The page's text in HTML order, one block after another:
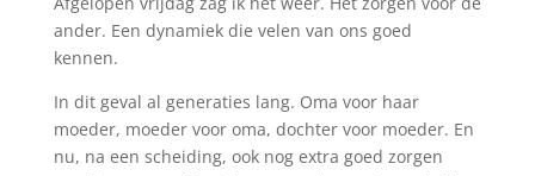
ander. Een dynamiek die velen van ons goed
kennen.
In dit geval al generaties lang. Oma voor haar
moeder, moeder voor oma, dochter voor moeder. En
nu, na een scheiding, ook nog extra goed zorgen